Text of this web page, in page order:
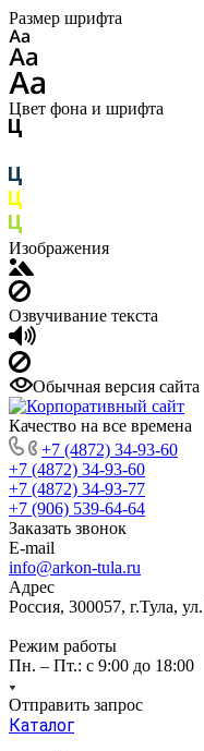
Размер шрифта
Цвет фона и шрифта
Изображения
Озвучивание текста
Обычная версия сайта
Качество на все времена
+7 (4872) 34-93-60
+7 (4872) 34-93-60
+7 (4872) 34-93-77
+7 (906) 539-64-64
Заказать звонок
E-mail
info@arkon-tula.ru
Адрес
Россия, 300057, г.Тула,
Режим работы
Пн. – Пт.: с 9:00 до 18:00
Отправить запрос
Каталог